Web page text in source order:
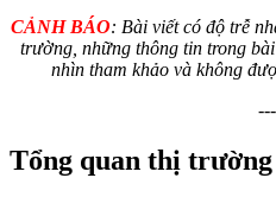
CẢNH BÁO: Bài viết có độ trễ
trường, những thông tin trong
nhìn tham khảo và không
---
Tổng quan thị trường